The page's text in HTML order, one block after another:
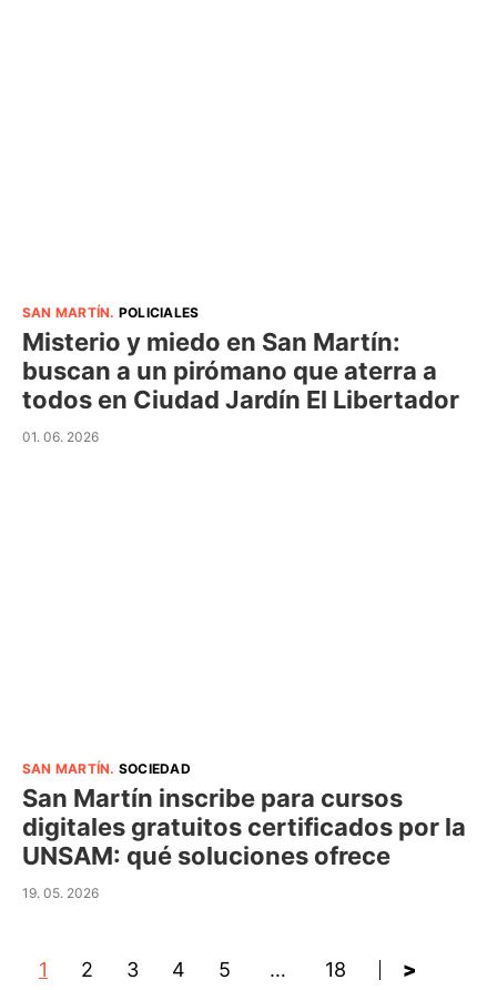
SAN MARTÍN. POLICIALES
Misterio y miedo en San Martín:
buscan a un pirómano que aterra a
todos en Ciudad Jardín El Libertador
01. 06. 2026
SAN MARTÍN. SOCIEDAD
San Martín inscribe para cursos
digitales gratuitos certificados por la
UNSAM: qué soluciones ofrece
19. 05. 2026
1 2 3 4 5 … 18 >